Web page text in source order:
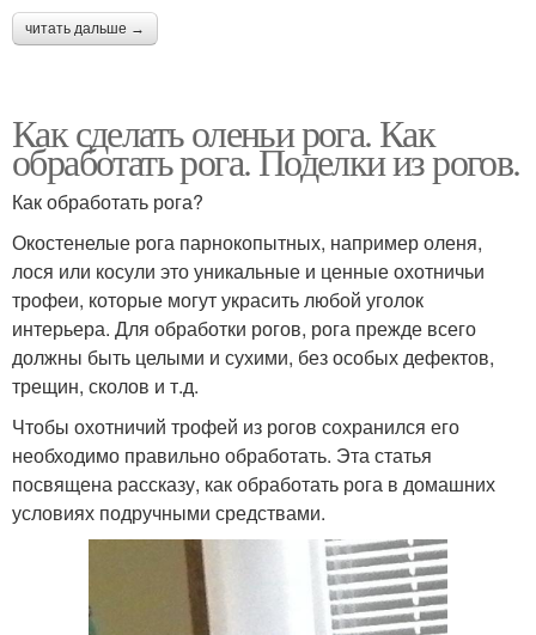
читать дальше →
Как сделать оленьи рога. Как
обработать рога. Поделки из рогов.
Как обработать рога?
Окостенелые рога парнокопытных, например оленя,
лося или косули это уникальные и ценные охотничьи
трофеи, которые могут украсить любой уголок
интерьера. Для обработки рогов, рога прежде всего
должны быть целыми и сухими, без особых дефектов,
трещин, сколов и т.д.
Чтобы охотничий трофей из рогов сохранился его
необходимо правильно обработать. Эта статья
посвящена рассказу, как обработать рога в домашних
условиях подручными средствами.